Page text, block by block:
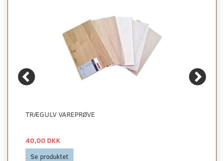
TRÆGULV VAREPRØVE
40,00 DKK
Se produktet